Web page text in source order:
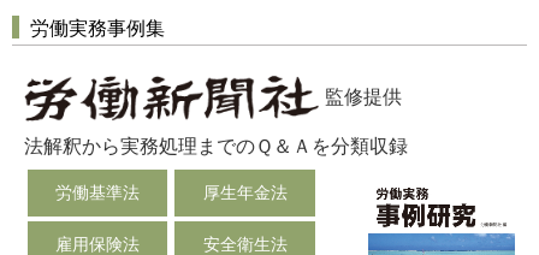
労働実務事例集
監修提供
法解釈から実務処理までのＱ＆Ａを分類収録
労働基準法 厚生年金法
雇用保険法 安全衛生法